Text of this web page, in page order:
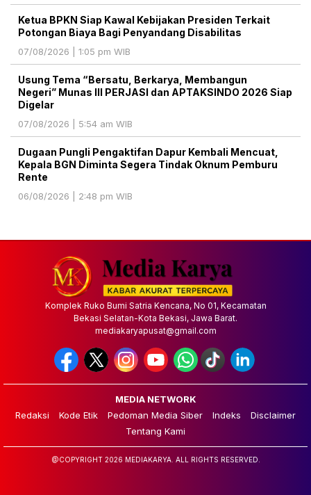
Ketua BPKN Siap Kawal Kebijakan Presiden Terkait
Potongan Biaya Bagi Penyandang Disabilitas
07/08/2026 | 1:05 pm WIB
Usung Tema “Bersatu, Berkarya, Membangun
Negeri” Munas III PERJASI dan APTAKSINDO 2026 Siap
Digelar
07/08/2026 | 5:54 am WIB
Dugaan Pungli Pengaktifan Dapur Kembali Mencuat,
Kepala BGN Diminta Segera Tindak Oknum Pemburu
Rente
06/08/2026 | 2:48 pm WIB
Komplek Ruko Bumi Satria Kencana, No 01, Kecamatan
Bekasi Selatan-Kota Bekasi, Jawa Barat.
mediakaryapusat@gmail.com
MEDIA NETWORK
Redaksi
Kode Etik Pedoman Media Siber Indeks
Disclaimer
Tentang Kami
@COPYRIGHT 2026 MEDIAKARYA. ALL RIGHTS RESERVED.